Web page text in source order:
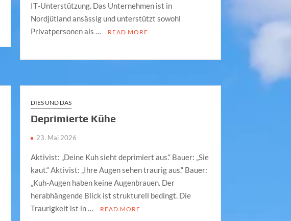
IT‑Unterstützung. Das Unternehmen ist in
Nordjütland ansässig und unterstützt sowohl
Privatpersonen als …
READ MORE
DIES UND DAS
Deprimierte Kühe
23. Mai 2026
Aktivist: „Deine Kuh sieht deprimiert aus.“ Bauer: „Sie
kaut.“ Aktivist: „Ihre Augen sehen traurig aus.“ Bauer:
„Kuh-Augen haben keine Augenbrauen. Der
herabhängende Blick ist strukturell bedingt. Die
Traurigkeit ist in …
READ MORE